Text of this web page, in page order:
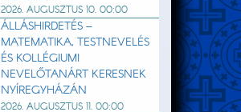
2026. AUGUSZTUS 10. 00:00
ÁLLÁSHIRDETÉS –
MATEMATIKA, TESTNEVELÉS
ÉS KOLLÉGIUMI
NEVELŐTANÁRT KERESNEK
NYÍREGYHÁZÁN
2026. AUGUSZTUS 11. 00:00